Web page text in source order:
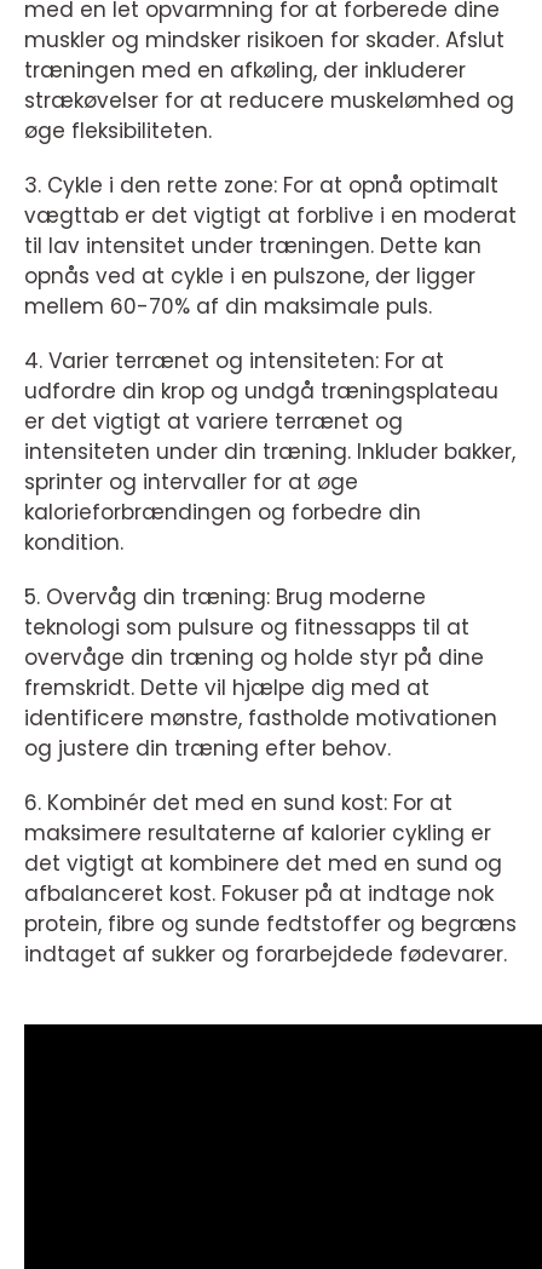
med en let opvarmning for at forberede dine
muskler og mindsker risikoen for skader. Afslut
træningen med en afkøling, der inkluderer
strækøvelser for at reducere muskelømhed og
øge fleksibiliteten.
3. Cykle i den rette zone: For at opnå optimalt
vægttab er det vigtigt at forblive i en moderat
til lav intensitet under træningen. Dette kan
opnås ved at cykle i en pulszone, der ligger
mellem 60-70% af din maksimale puls.
4. Varier terrænet og intensiteten: For at
udfordre din krop og undgå træningsplateau
er det vigtigt at variere terrænet og
intensiteten under din træning. Inkluder bakker,
sprinter og intervaller for at øge
kalorieforbrændingen og forbedre din
kondition.
5. Overvåg din træning: Brug moderne
teknologi som pulsure og fitnessapps til at
overvåge din træning og holde styr på dine
fremskridt. Dette vil hjælpe dig med at
identificere mønstre, fastholde motivationen
og justere din træning efter behov.
6. Kombinér det med en sund kost: For at
maksimere resultaterne af kalorier cykling er
det vigtigt at kombinere det med en sund og
afbalanceret kost. Fokuser på at indtage nok
protein, fibre og sunde fedtstoffer og begræns
indtaget af sukker og forarbejdede fødevarer.